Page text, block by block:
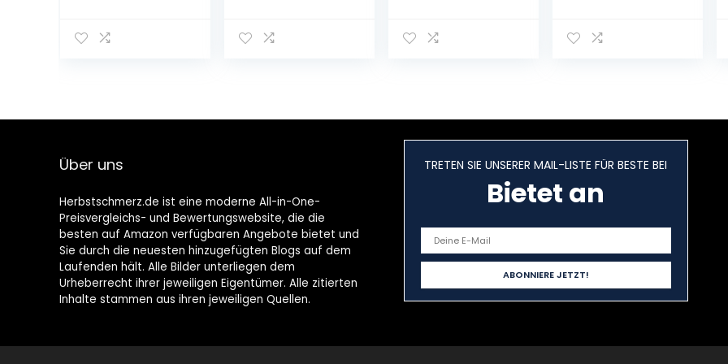
Ladegerät)
Set:
Schwertlänge,
Über uns
Herbstschmerz.de ist eine moderne All-in-One-
Preisvergleichs- und Bewertungswebsite, die die
besten auf Amazon verfügbaren Angebote bietet und
Sie durch die neuesten hinzugefügten Blogs auf dem
Laufenden hält. Alle Bilder unterliegen dem
Urheberrecht ihrer jeweiligen Eigentümer. Alle zitierten
Inhalte stammen aus ihren jeweiligen Quellen.
TRETEN SIE UNSERER MAIL-LISTE FÜR BESTE BEI
Bietet an